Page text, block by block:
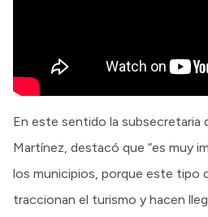
En este sentido la subsecretaria
Martínez, destacó que “es muy
los municipios, porque este tipo
traccionan el turismo y hacen